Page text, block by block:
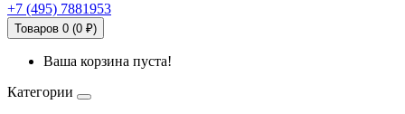
+7 (495) 7881953
Товаров 0 (0 ₽)
Ваша корзина пуста!
Категории